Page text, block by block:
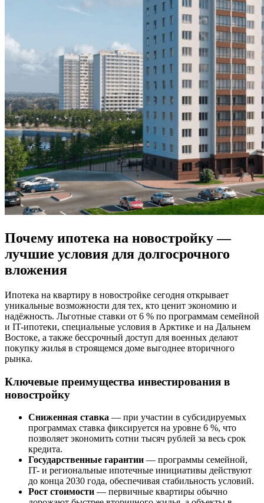
Почему ипотека на новостройку —
лучшие условия для долгосрочного
вложения
Ипотека на квартиру в новостройке сегодня открывает
уникальные возможности для тех, кто ценит экономию и
надёжность. Льготные ставки от 6 % по программам семейной
и IT-ипотеки, специальные условия в Арктике и на Дальнем
Востоке, а также бессрочный доступ для военных делают
покупку жилья в строящемся доме выгоднее вторичного
рынка.
Ключевые преимущества инвестирования в
новостройку
Сниженная ставка — при участии в субсидируемых
программах ставка фиксируется на уровне 6 %, что
позволяет экономить сотни тысяч рублей за весь срок
кредита.
Государственные гарантии — программы семейной,
IT- и региональные ипотечные инициативы действуют
до конца 2030 года, обеспечивая стабильность условий.
Рост стоимости — первичные квартиры обычно